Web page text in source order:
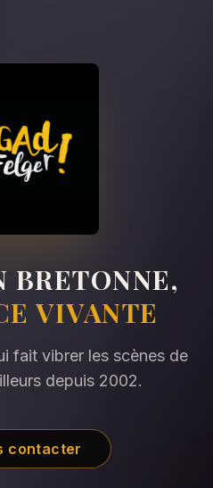
VIVANTE
fait vibrer les scènes de
depuis 2002.
contacter